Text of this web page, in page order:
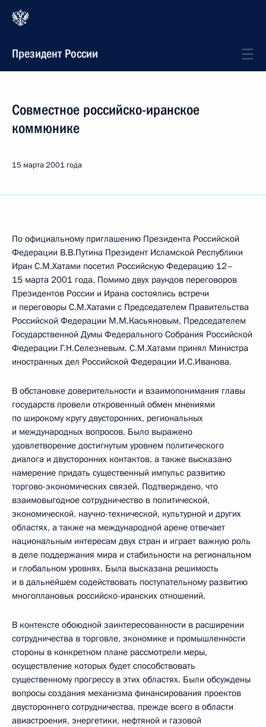
Президент России
Совместное российско-иранское
коммюнике
15 марта 2001 года
По официальному приглашению Президента Российской
Федерации В.В.Путина Президент Исламской Республики
Иран С.М.Хатами посетил Российскую Федерацию 12–
15 марта 2001 года. Помимо двух раундов переговоров
Президентов России и Ирана состоялись встречи
и переговоры С.М.Хатами с Председателем Правительства
Российской Федерации М.М.Касьяновым, Председателем
Государственной Думы Федерального Собрания Российской
Федерации Г.Н.Селезневым. С.М.Хатами принял Министра
иностранных дел Российской Федерации И.С.Иванова.
В обстановке доверительности и взаимопонимания главы
государств провели откровенный обмен мнениями
по широкому кругу двусторонних, региональных
и международных вопросов. Было выражено
удовлетворение достигнутым уровнем политического
диалога и двусторонних контактов, а также высказано
намерение придать существенный импульс развитию
торгово-экономических связей. Подтверждено, что
взаимовыгодное сотрудничество в политической,
экономической, научно-технической, культурной и других
областях, а также на международной арене отвечает
национальным интересам двух стран и играет важную роль
в деле поддержания мира и стабильности на региональном
и глобальном уровнях. Была высказана решимость
и в дальнейшем содействовать поступательному развитию
многоплановых российско-иранских отношений.
В контексте обоюдной заинтересованности в расширении
сотрудничества в торговле, экономике и промышленности
стороны в конкретном плане рассмотрели меры,
осуществление которых будет способствовать
существенному прогрессу в этих областях. Были обсуждены
вопросы создания механизма финансирования проектов
двустороннего сотрудничества, прежде всего в области
авиастроения, энергетики, нефтяной и газовой